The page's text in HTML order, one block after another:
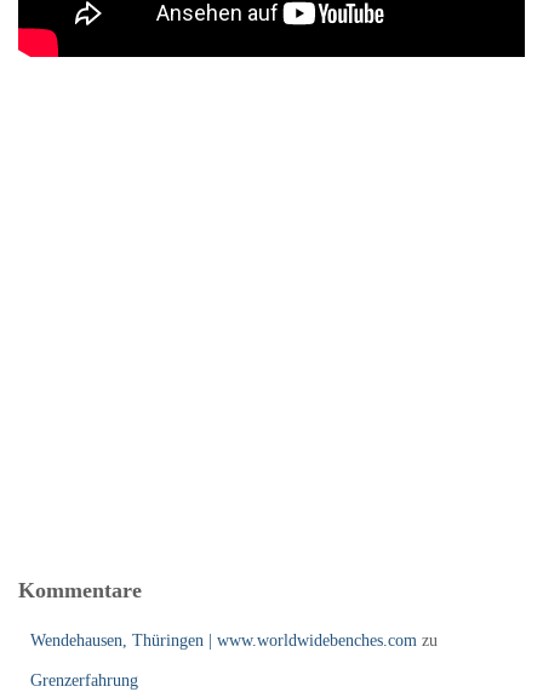
Kommentare
Wendehausen, Thüringen | www.worldwidebenches.com zu
Grenzerfahrung